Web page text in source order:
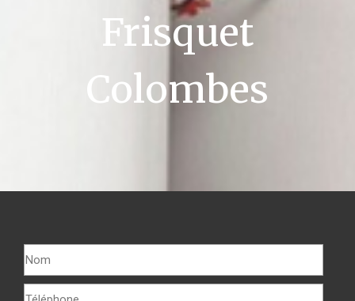
Frisquet
Colombes